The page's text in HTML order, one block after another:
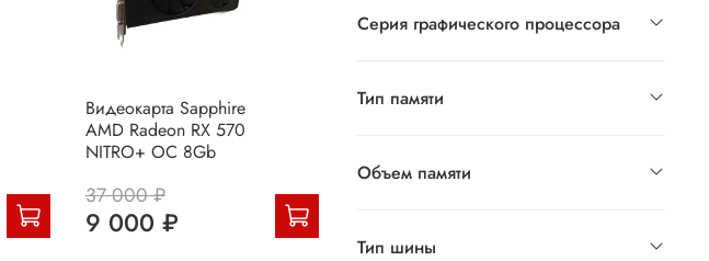
Видеокарта Sapphire
AMD Radeon RX 570
NITRO+ OC 8Gb
37 000 ₽
9 000 ₽
Серия графического процессора
Тип памяти
Объем памяти
Тип шины